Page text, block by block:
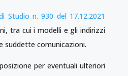
Studio n. 930 del 17.12.2021
tra cui i modelli e gli indirizzi
suddette comunicazioni.
per eventuali ulteriori